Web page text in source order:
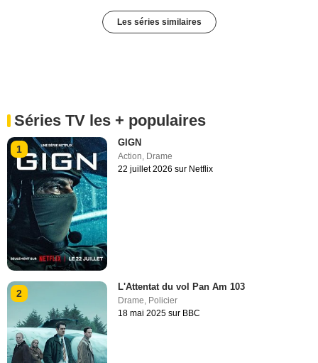
Les séries similaires
Séries TV les + populaires
1
GIGN
Action, Drame
22 juillet 2026 sur Netflix
2
L'Attentat du vol Pan Am 103
Drame, Policier
18 mai 2025 sur BBC